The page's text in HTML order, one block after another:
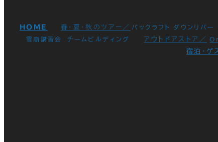
HOME 春・夏・秋のツアー／ パックラフト ダウンリバー
雪崩講習会 チームビルディング アウトドアストア／
宿泊・ゲ